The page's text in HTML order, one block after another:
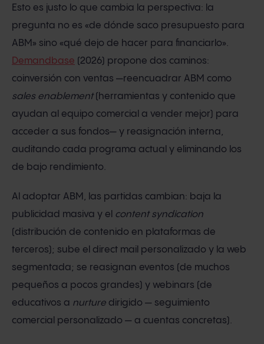
Esto es justo lo que cambia la perspectiva: la
pregunta no es «de dónde saco presupuesto para
ABM» sino «qué dejo de hacer para financiarlo».
Demandbase (2026) propone dos caminos:
coinversión con ventas —reencuadrar ABM como
sales enablement(herramientas y contenido que
ayudan al equipo comercial a vender mejor) para
acceder a sus fondos— y reasignación interna,
auditando cada programa actual y eliminando los
de bajo rendimiento.
Al adoptar ABM, las partidas cambian: baja la
publicidad masiva y el content syndication
(distribución de contenido en plataformas de
terceros); sube el direct mail personalizado y la web
segmentada; se reasignan eventos (de muchos
pequeños a pocos grandes) y webinars (de
educativos a nurture dirigido — seguimiento
comercial personalizado — a cuentas concretas).